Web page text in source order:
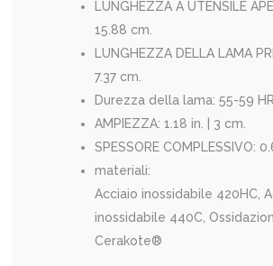
LUNGHEZZA A UTENSILE
15.88 cm.
LUNGHEZZA DELLA LAMA
7.37 cm.
Durezza della lama: 55-59
AMPIEZZA: 1.18 in. | 3 cm.
SPESSORE COMPLESSIVO:
materiali:
Acciaio inossidabile 420HC,
inossidabile 440C,
Cerakote®